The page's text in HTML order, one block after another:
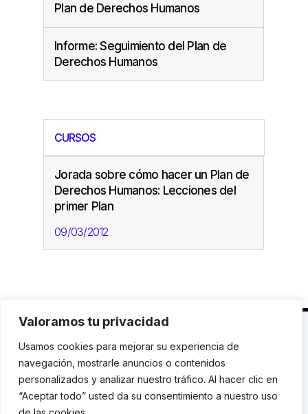
Valoramos tu privacidad
Usamos cookies para mejorar su experiencia de
navegación, mostrarle anuncios o contenidos
personalizados y analizar nuestro tráfico. Al hacer clic en
“Aceptar todo” usted da su consentimiento a nuestro uso
Plan de Derechos Humanos
Informe: Seguimiento del Plan de
Derechos Humanos
CURSOS
Jorada sobre cómo hacer un Plan de
Derechos Humanos: Lecciones del
primer Plan
09/03/2012
C. Avinyó 44, 2n | 08002 Barcelona |
T.: +34 93
119 03 72|institut@idhc.org
© Institut de Drets Humans de Catalunya.